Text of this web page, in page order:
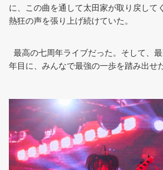
に、この曲を通して太田家が取り戻して
熱狂の声を張り上げ続けていた。
最高の七周年ライブだった。そして、
年目に、みんなで最強の一歩を踏み出せ